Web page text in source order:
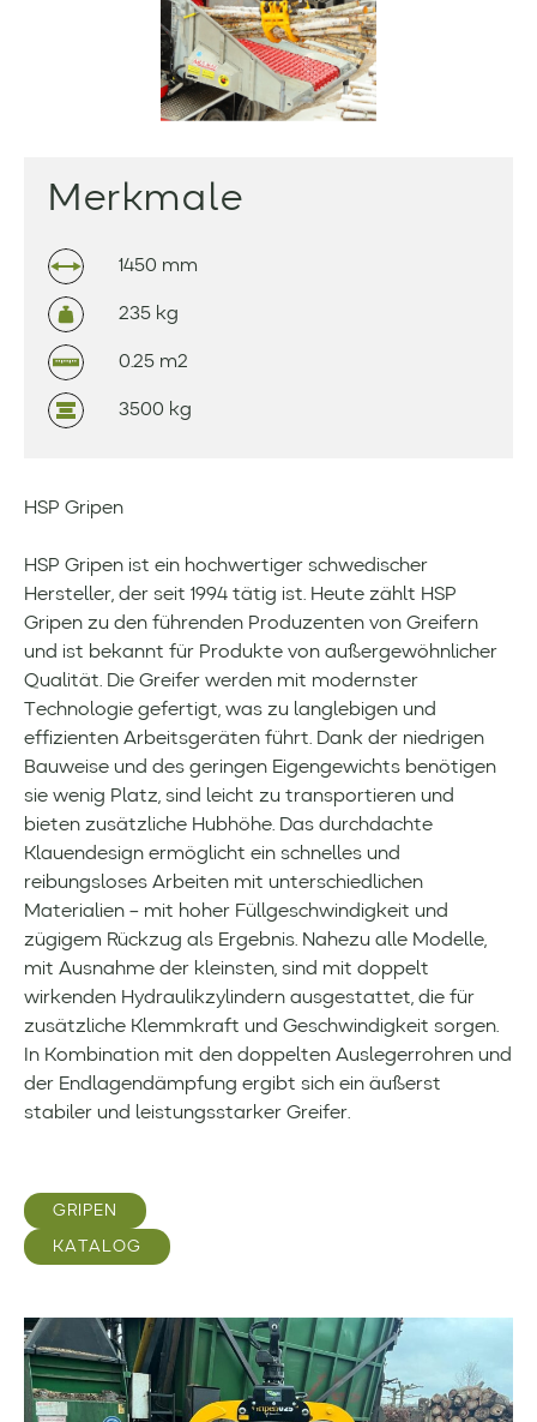
Merkmale
1450 mm
235 kg
0.25 m2
3500 kg
HSP Gripen
HSP Gripen ist ein hochwertiger schwedischer
Hersteller, der seit 1994 tätig ist. Heute zählt HSP
Gripen zu den führenden Produzenten von Greifern
und ist bekannt für Produkte von außergewöhnlicher
Qualität. Die Greifer werden mit modernster
Technologie gefertigt, was zu langlebigen und
effizienten Arbeitsgeräten führt. Dank der niedrigen
Bauweise und des geringen Eigengewichts benötigen
sie wenig Platz, sind leicht zu transportieren und
bieten zusätzliche Hubhöhe. Das durchdachte
Klauendesign ermöglicht ein schnelles und
reibungsloses Arbeiten mit unterschiedlichen
Materialien – mit hoher Füllgeschwindigkeit und
zügigem Rückzug als Ergebnis. Nahezu alle Modelle,
mit Ausnahme der kleinsten, sind mit doppelt
wirkenden Hydraulikzylindern ausgestattet, die für
zusätzliche Klemmkraft und Geschwindigkeit sorgen.
In Kombination mit den doppelten Auslegerrohren und
der Endlagendämpfung ergibt sich ein äußerst
stabiler und leistungsstarker Greifer.
GRIPEN
KATALOG